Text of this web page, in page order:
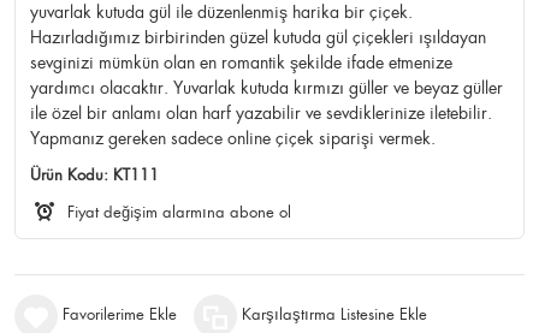
yuvarlak kutuda gül ile düzenlenmiş harika bir çiçek.
Hazırladığımız birbirinden güzel kutuda gül çiçekleri ışıldayan
sevginizi mümkün olan en romantik şekilde ifade etmenize
yardımcı olacaktır. Yuvarlak kutuda kırmızı güller ve beyaz güller
ile özel bir anlamı olan harf yazabilir ve sevdiklerinize iletebilir.
Yapmanız gereken sadece online çiçek siparişi vermek.
Ürün Kodu: KT111
Fiyat değişim alarmına abone ol
Favorilerime Ekle Karşılaştırma Listesine Ekle